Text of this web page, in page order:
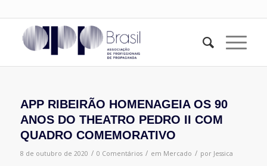
APP RIBEIRÃO HOMENAGEIA OS 90
ANOS DO THEATRO PEDRO II COM
QUADRO COMEMORATIVO
8 de outubro de 2020 / 0 Comentários / em Mercado / por Jessica